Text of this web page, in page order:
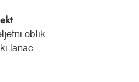
oblik
lanac